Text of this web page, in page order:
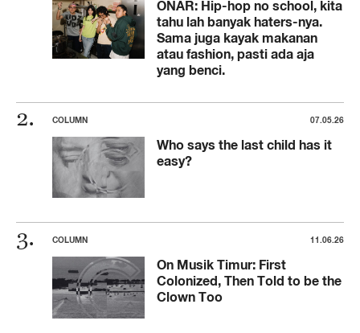
ONAR: Hip-hop no school, kita
tahu lah banyak haters-nya.
Sama juga kayak makanan
atau fashion, pasti ada aja
yang benci.
COLUMN 07.05.26
Who says the last child has it
easy?
COLUMN 11.06.26
On Musik Timur: First
Colonized, Then Told to be the
Clown Too